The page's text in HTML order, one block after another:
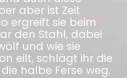
aber ist Zeit
ergreift sie beim
den Stahl, dabei
und wie sie
eilt, schlägt ihr die
halbe Ferse weg.